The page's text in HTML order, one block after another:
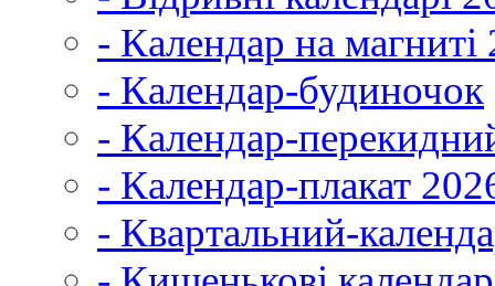
- Календар на магниті
- Календар-будиночок
- Календар-
- Календар-плакат
- Квартальний-